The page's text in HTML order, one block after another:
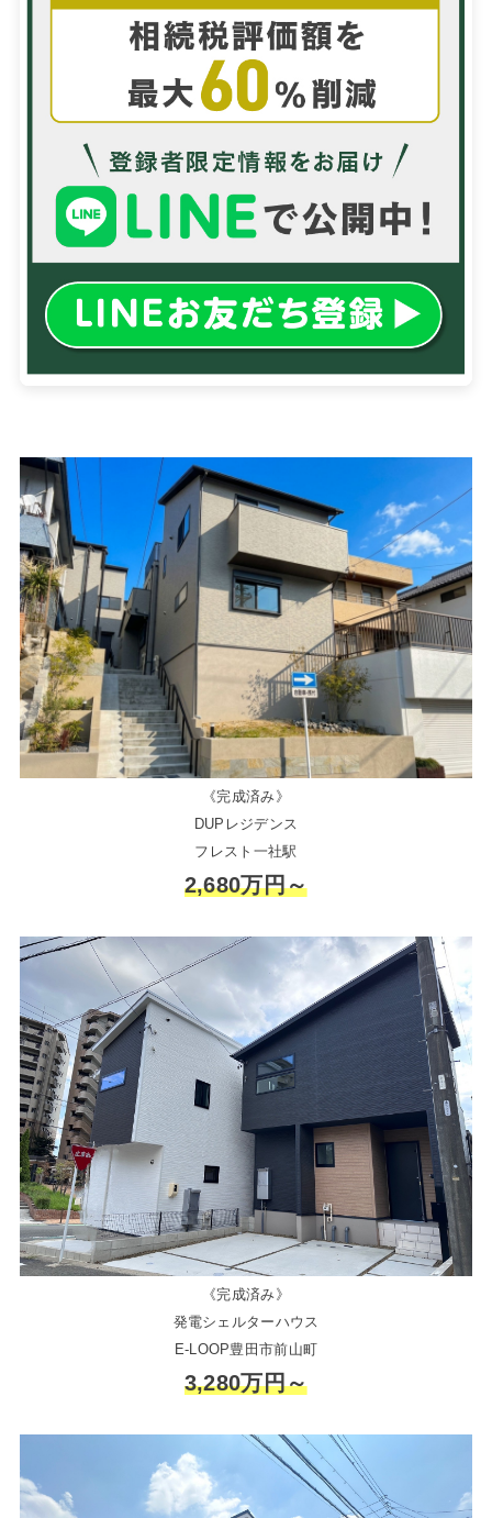
《完成済み》
DUPレジデンス
フレスト一社駅
2,680万円～
《完成済み》
発電シェルターハウス
E-LOOP豊田市前山町
3,280万円～